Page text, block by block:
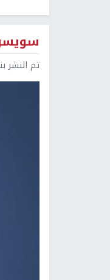
تم النشر